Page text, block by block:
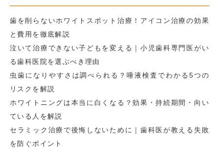
歯を削らないホワイトスポット治療！アイコン治療の効果
と費用を徹底解説
泣いて治療できない子どもを変える｜小児歯科専門医がい
る歯科医院を選ぶべき理由
虫歯になりやすさは調べられる？唾液検査でわかる5つの
リスクを解説
ホワイトニングは本当に白くなる？効果・持続期間・向い
ている人を解説
セラミック治療で後悔しないために｜歯科医が教える失敗
を防ぐポイント